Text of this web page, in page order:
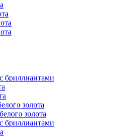
бриллиантами
золота
золота
бриллиантами